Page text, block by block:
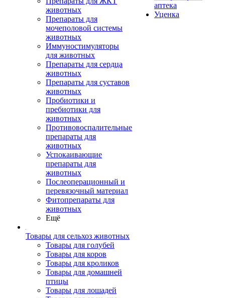
животных
Препараты для
мочеполовой системы
животных
Иммуностимуляторы
для животных
Препараты для сердца
животных
Препараты для суставов
животных
Пробиотики и
пребиотики для
животных
Противовоспалительные
препараты для
животных
Успокаивающие
препараты для
животных
Послеоперационный и
перевязочный материал
Фитопрепараты для
животных
Ещё
Товары для сельхоз животных
Товары для голубей
Товары для коров
Товары для кроликов
Товары для домашней
птицы
Товары для лошадей
аптека
Уценка